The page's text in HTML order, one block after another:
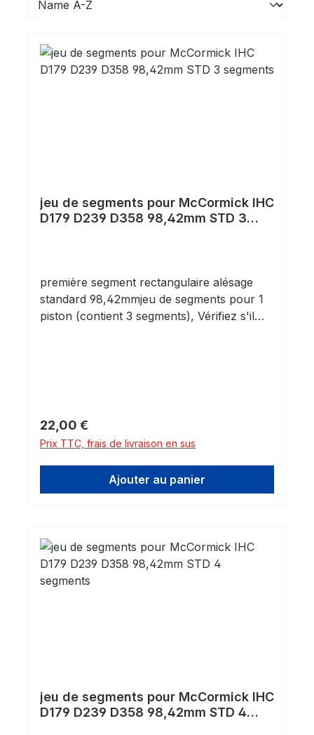
jeu de segments pour McCormick IHC
D179 D239 D358 98,42mm STD 3
première segment rectangulaire alésage
standard 98,42mmjeu de segments pour 1
piston (contient 3 segments), Vérifiez s'il
Prix régulier :
22,00 €
Prix TTC, frais de livraison en sus
Ajouter au panier
jeu de segments pour McCormick IHC
D179 D239 D358 98,42mm STD 4